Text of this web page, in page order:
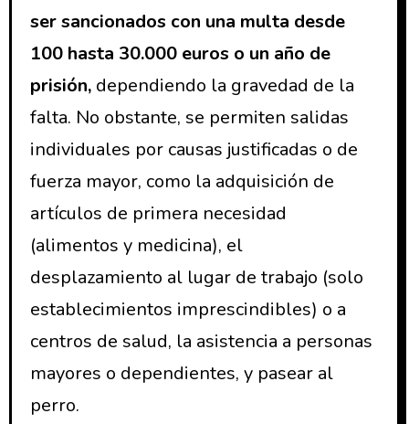
ser sancionados con una multa desde
100 hasta 30.000 euros o un año de
prisión,dependiendo la gravedad de la
falta. No obstante, se permiten salidas
individuales por causas justificadas o de
fuerza mayor, como la adquisición de
artículos de primera necesidad
(alimentos y medicina), el
desplazamiento al lugar de trabajo (solo
establecimientos imprescindibles) o a
centros de salud, la asistencia a personas
mayores o dependientes, y pasear al
perro.